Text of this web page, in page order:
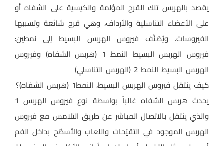
يقصد بالهربس تلك القرح المؤلمة والكيسية على الشفاه أو
على الأعضاء التناسلية والأرداف، وهي قرح شائعة وتسببها
الفيروسات. ويُصَنَّف فيروس الهربس البسيط إلى نمطين:
فيروس الهربس البسيط النمط 1 (هربس الشفاه) وفيروس
الهربس البسيط النمط 2 (الهربس التناسلي)
كيف ينتقل فيروس الهربس البسيط، النمط1 (هربس الشفاه)؟
يحدث هربس الشفاه غالباً بواسطة نوع فيروس الهربس 1
والذي ينتقل بالاتصال المباشر عن طريق التلامس مع فيروس
الهربس الموجود في التقيّحات واللعاب والأسطُح بداخل الفم